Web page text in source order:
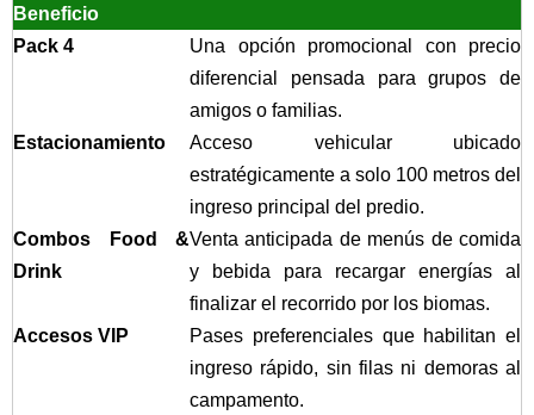
Beneficio
Pack 4
Una opción promocional con precio
diferencial pensada para grupos de
amigos o familias.
Estacionamiento
Acceso vehicular ubicado
estratégicamente a solo 100 metros del
ingreso principal del predio.
Combos Food &
Drink
Venta anticipada de menús de comida
y bebida para recargar energías al
finalizar el recorrido por los biomas.
Accesos VIP
Pases preferenciales que habilitan el
ingreso rápido, sin filas ni demoras al
campamento.